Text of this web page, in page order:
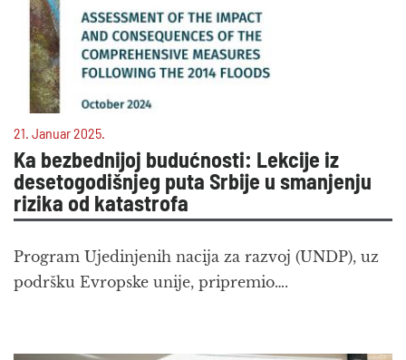
21. Januar 2025.
Ka bezbednijoj budućnosti: Lekcije iz
desetogodišnjeg puta Srbije u smanjenju
rizika od katastrofa
Program Ujedinjenih nacija za razvoj (UNDP), uz
podršku Evropske unije, pripremio….